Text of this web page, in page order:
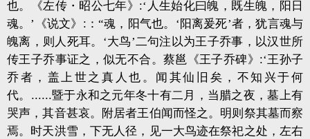
也。《左传・昭公七年》 :‘人生始化曰魄，既生魄，阳日
魂。’《说文》 : ：“魂，阳气也。‘阳离爰死’者，犹言魂与
魄离，则人死耳。‘大鸟’二句注以为王子乔事，以汉世所
传王子乔事证之，似无不合。蔡邕《王子乔碑》 :‘王孙子
乔者，盖上世之真人也。闻其仙旧矣，不知兴于何
代。 ......暨于永和之元年冬十有二月，当腊之夜，墓上有
哭声，其音甚哀。附居者王伯闻而怪之。明则祭其墓而察
焉。时天洪雪，下无人径，见一大鸟迹在祭祀之处，左右